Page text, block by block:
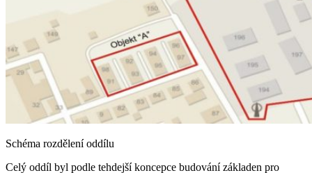
Schéma rozdělení oddílu
Celý oddíl byl podle tehdejší koncepce budování základen pro